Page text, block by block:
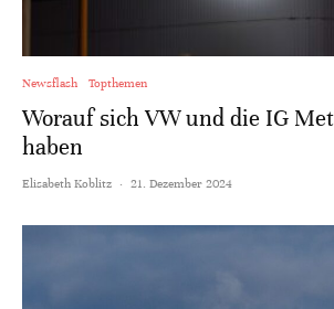
Newsflash Topthemen
Worauf sich VW und die IG
haben
Elisabeth Koblitz · 21. Dezember 2024